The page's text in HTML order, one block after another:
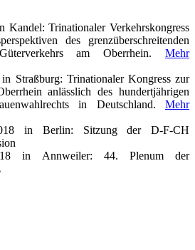
Kandel: Trinationaler Verkehrskongress
des grenzüberschreitenden
am Oberrhein. Mehr
Straßburg: Trinationaler Kongress zur
anlässlich des hundertjährigen
in Deutschland. Mehr
in Berlin: Sitzung der D-F-CH
in Annweiler: 44. Plenum der